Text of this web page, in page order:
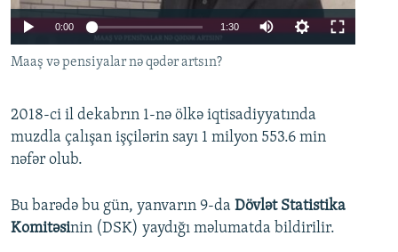
İNFOQRAFIKA
KARIKATURA
AZƏRBAYCAN ƏDƏBIYYATI KITABXANASI
İSLAM VƏ DEMOKRATIYA
MISSIYAMIZ
PEŞƏ ETIKASI VƏ JURNALISTIKA STANDARTLARIMIZ
AZADLIQRADIOSU MOBIL TELEFONUNUZDA
BIZIMLƏ ƏLAQƏ
BIZI IZLƏ
RFE/RL-in bütün saytları
0:00 1:30
Maaş və pensiyalar nə qədər artsın?
2018-ci il dekabrın 1-nə ölkə iqtisadiyyatında
muzdla çalışan işçilərin sayı 1 milyon 553.6 min
nəfər olub.
Bu barədə bu gün, yanvarın 9-da Dövlət Statistika
Komitəsinin (DSK) yaydığı məlumatda bildirilir.